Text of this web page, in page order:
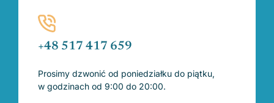
+48 517 417 659
Prosimy dzwonić od poniedziałku do piątku,
w godzinach od 9:00 do 20:00.